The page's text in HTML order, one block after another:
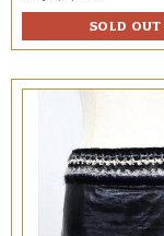
SOLD OUT